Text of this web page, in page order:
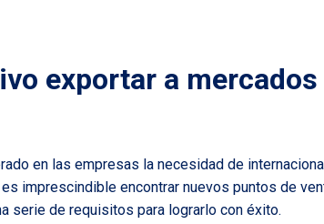
exportar a mercados
en las empresas la necesidad de
imprescindible encontrar nuevos puntos de
serie de requisitos para lograrlo con éxito.